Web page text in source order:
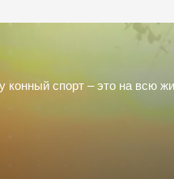
конный спорт – это на всю